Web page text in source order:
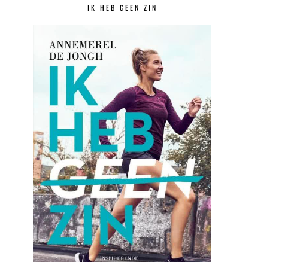
IK HEB GEEN ZIN